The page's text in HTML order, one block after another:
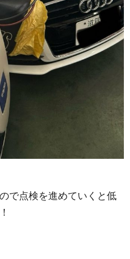
で点検を進めていくと低